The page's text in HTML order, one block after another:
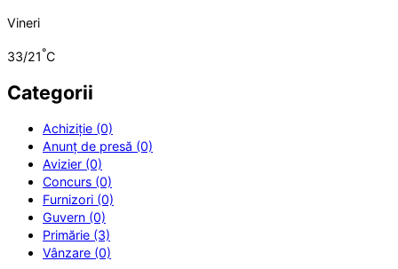
Vineri
33/21°C
Categorii
Achiziție (0)
Anunț de presă (0)
Avizier (0)
Concurs (0)
Furnizori (0)
Guvern (0)
Primărie (3)
Vânzare (0)